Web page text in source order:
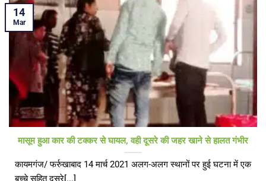
मासूम हुआ कार की टक्कर से घायल, वही दूसरे की जहर खाने से हालत गंभीर
कायमगंज/ फर्रुखाबाद 14 मार्च 2021 अलग-अलग स्थानों पर हुई घटना में एक
बच्चे सहित दूसरे[...]
14
Mar